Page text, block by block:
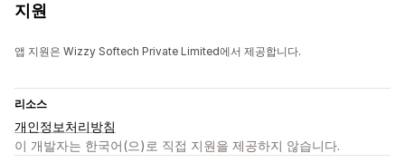
지원
앱 지원은 Wizzy Softech Private Limited에서 제공합니다.
리소스
개인정보처리방침
이 개발자는 한국어(으)로 직접 지원을 제공하지 않습니다.